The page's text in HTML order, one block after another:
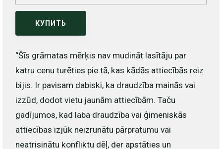
КУПИТЬ
“Šīs grāmatas mērķis nav mudināt lasītāju par
katru cenu turēties pie tā, kas kādās attiecībās reiz
bijis. Ir pavisam dabiski, ka draudzība mainās vai
izzūd, dodot vietu jaunām attiecībām. Taču
gadījumos, kad laba draudzība vai ģimeniskās
attiecības izjūk neizrunātu pārpratumu vai
neatrisinātu konfliktu dēļ, der apstāties un